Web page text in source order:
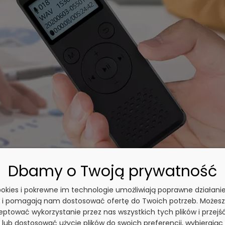
Cyfrowy - dlaczego warto go
Dbamy o Twoją prywatność
i pokrewne im technologie umożliwiają poprawne działanie
pomagają nam dostosować ofertę do Twoich potrzeb. Możesz
wykorzystanie przez nas wszystkich tych plików i
lub dostosować użycie plików do swoich preferencji,